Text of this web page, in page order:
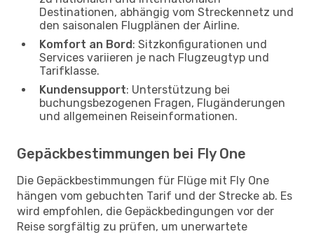
Destinationen, abhängig vom Streckennetz und
den saisonalen Flugplänen der Airline.
Komfort an Bord: Sitzkonfigurationen und
Services variieren je nach Flugzeugtyp und
Tarifklasse.
Kundensupport: Unterstützung bei
buchungsbezogenen Fragen, Flugänderungen
und allgemeinen Reiseinformationen.
Gepäckbestimmungen bei Fly One
Die Gepäckbestimmungen für Flüge mit Fly One
hängen vom gebuchten Tarif und der Strecke ab. Es
wird empfohlen, die Gepäckbedingungen vor der
Reise sorgfältig zu prüfen, um unerwartete